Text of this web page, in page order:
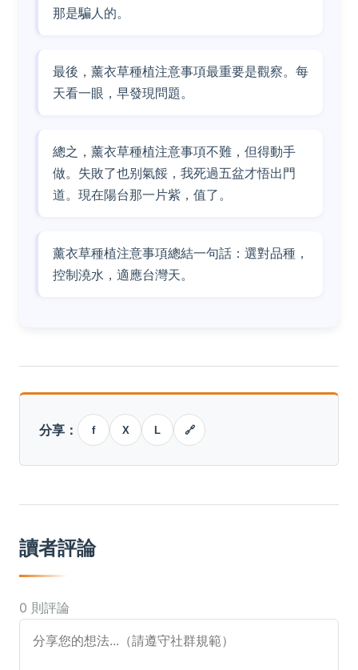
那是騙人的。
最後，薰衣草種植注意事項最重要是觀察。每
天看一眼，早發現問題。
總之，薰衣草種植注意事項不難，但得動手
做。失敗了也别氣餒，我死過五盆才悟出門
道。現在陽台那一片紫，值了。
薰衣草種植注意事項總結一句話：選對品種，
控制澆水，適應台灣天。
分享： f X L 🔗
讀者評論
0 則評論